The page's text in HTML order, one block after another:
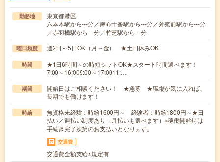
勤務地
東京都港区
六本木駅から---分／麻布十番駅から---分／外苑前駅から---分
／赤羽橋駅から---分／竹芝駅から---分
曜日頻度 週2日～5日OK（月～金） ★土日休みOK
時間
★1日6時間～の時短シフトOK★スタート時間選べます！
7:00～16:009:00～17:0011:…
期間
開始日はご相談ください！ ★急募 ★職場が気に入れば、
長期でも働けます！
時給
無資格未経験：時給1600円～ 経験者：時給1800円～★日
払い／週払い制度あり（月払いも選べます）※稼働開始時は
手続き完了次第のお支払いとなります。
交通費
交通費全額支給※規定有